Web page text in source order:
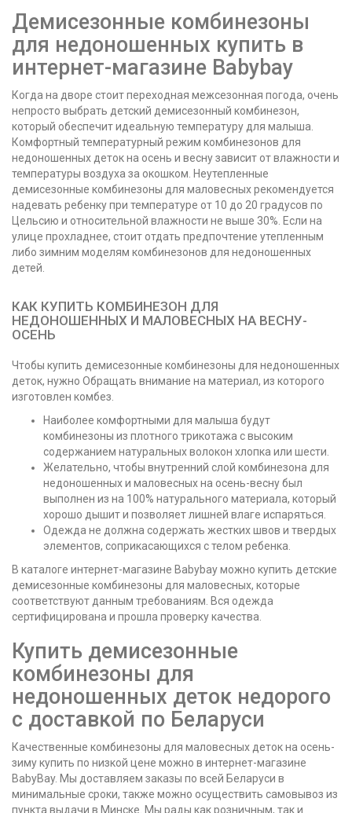
Демисезонные комбинезоны
для недоношенных купить в
интернет-магазине Babybay
Когда на дворе стоит переходная межсезонная погода, очень
непросто выбрать детский демисезонный комбинезон,
который обеспечит идеальную температуру для малыша.
Комфортный температурный режим комбинезонов для
недоношенных деток на осень и весну зависит от влажности и
температуры воздуха за окошком. Неутепленные
демисезонные комбинезоны для маловесных рекомендуется
надевать ребенку при температуре от 10 до 20 градусов по
Цельсию и относительной влажности не выше 30%. Если на
улице прохладнее, стоит отдать предпочтение утепленным
либо зимним моделям комбинезонов для недоношенных
детей.
КАК КУПИТЬ КОМБИНЕЗОН ДЛЯ
НЕДОНОШЕННЫХ И МАЛОВЕСНЫХ НА ВЕСНУ-
ОСЕНЬ
Чтобы купить демисезонные комбинезоны для недоношенных
деток, нужно Обращать внимание на материал, из которого
изготовлен комбез.
Наиболее комфортными для малыша будут
комбинезоны из плотного трикотажа с высоким
содержанием натуральных волокон хлопка или шести.
Желательно, чтобы внутренний слой комбинезона для
недоношенных и маловесных на осень-весну был
выполнен из на 100% натурального материала, который
хорошо дышит и позволяет лишней влаге испаряться.
Одежда не должна содержать жестких швов и твердых
элементов, соприкасающихся с телом ребенка.
В каталоге интернет-магазине Babybay можно купить детские
демисезонные комбинезоны для маловесных, которые
соответствуют данным требованиям. Вся одежда
сертифицирована и прошла проверку качества.
Купить демисезонные
комбинезоны для
недоношенных деток недорого
с доставкой по Беларуси
Качественные комбинезоны для маловесных деток на осень-
зиму купить по низкой цене можно в интернет-магазине
BabyBay. Мы доставляем заказы по всей Беларуси в
минимальные сроки, также можно осуществить самовывоз из
пункта выдачи в Минске. Мы рады как розничным, так и